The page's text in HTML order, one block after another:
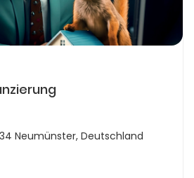
Neumünster, Deutschland